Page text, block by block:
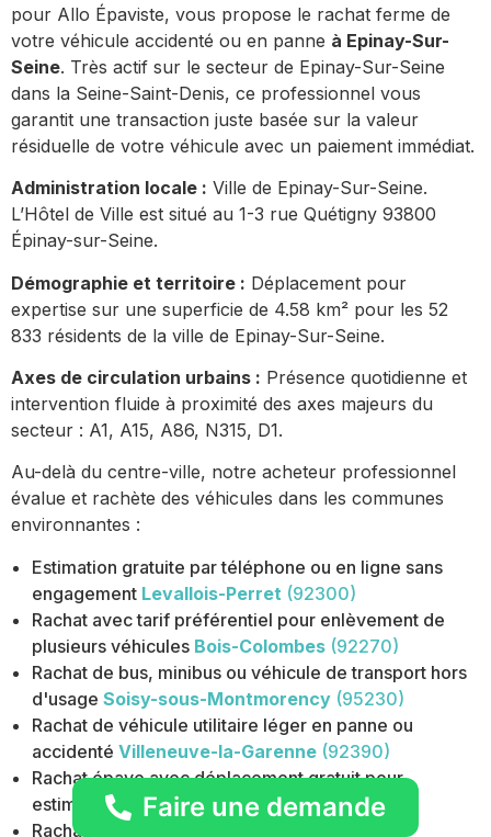
pour Allo Épaviste, vous propose le rachat ferme de
votre véhicule accidenté ou en panne à Epinay-Sur-
Seine. Très actif sur le secteur de Epinay-Sur-Seine
dans la Seine-Saint-Denis, ce professionnel vous
garantit une transaction juste basée sur la valeur
résiduelle de votre véhicule avec un paiement immédiat.
Administration locale : Ville de Epinay-Sur-Seine.
L’Hôtel de Ville est situé au 1-3 rue Quétigny 93800
Épinay-sur-Seine.
Démographie et territoire : Déplacement pour
expertise sur une superficie de 4.58 km² pour les 52
833 résidents de la ville de Epinay-Sur-Seine.
Axes de circulation urbains : Présence quotidienne et
intervention fluide à proximité des axes majeurs du
secteur : A1, A15, A86, N315, D1.
Au-delà du centre-ville, notre acheteur professionnel
évalue et rachète des véhicules dans les communes
environnantes :
Estimation gratuite par téléphone ou en ligne sans
engagement Levallois-Perret (92300)
Rachat avec tarif préférentiel pour enlèvement de
plusieurs véhicules Bois-Colombes (92270)
Rachat de bus, minibus ou véhicule de transport hors
d'usage Soisy-sous-Montmorency (95230)
Rachat de véhicule utilitaire léger en panne ou
accidenté Villeneuve-la-Garenne (92390)
Rachat épave avec déplacement gratuit pour
estimation à domicile Colombes (92700)
Rachat de véhicule gagé ou en situation
Faire une demande